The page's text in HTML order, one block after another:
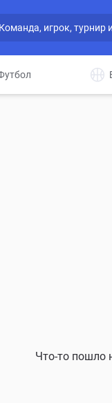
Что-то пошло